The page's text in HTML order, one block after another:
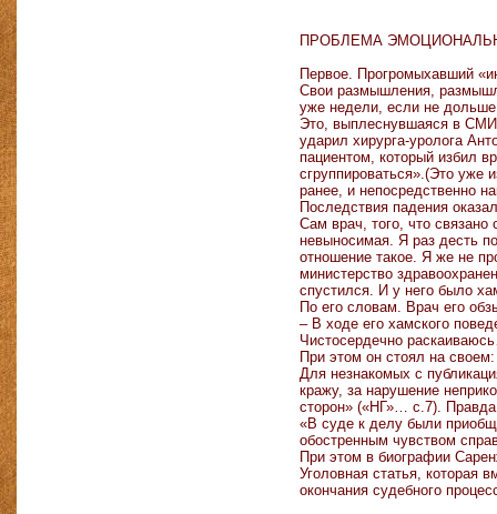
ПРОБЛЕМА
Первое. Прогромыхавший
Свои размышления,
уже недели, если не
Это, выплеснувшаяся в СМИ,
ударил хирурга-уролога
пациентом, который избил
сгруппироваться».(Это
ранее, и непосредственно
Последствия падения
Сам врач, того, что
невыносимая. Я раз десть
отношение такое. Я же не
министерство
спустился. И у него было
По его словам. Врач его
– В ходе его хамского
Чистосердечно
При этом он стоял на
Для незнакомых с
кражу, за нарушение
сторон» («НГ»… с.7).
«В суде к делу были
обостренным чувством
При этом в биографии
Уголовная статья, которая
окончания судебного